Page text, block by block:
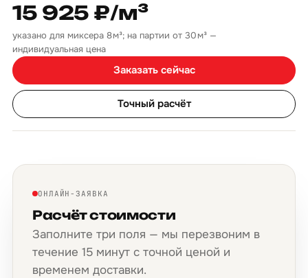
15 925 ₽/м³
указано для миксера 8 м³; на партии от 30 м³ —
индивидуальная цена
Заказать сейчас
Точный расчёт
ОНЛАЙН-ЗАЯВКА
Расчёт стоимости
Заполните три поля — мы перезвоним в
течение 15 минут с точной ценой и
временем доставки.